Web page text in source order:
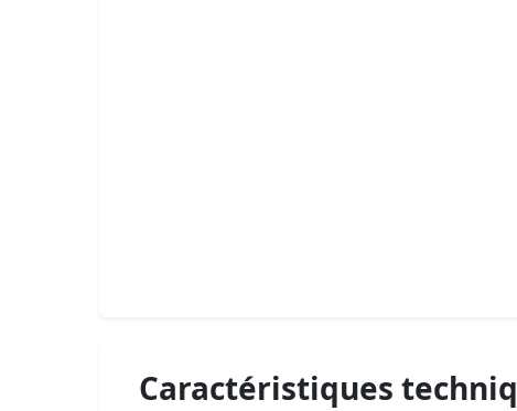
Caractéristiques